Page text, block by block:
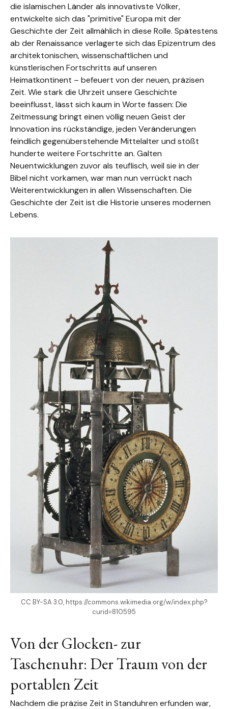
die islamischen Länder als innovativste Völker,
entwickelte sich das "primitive" Europa mit der
Geschichte der Zeit allmählich in diese Rolle. Spätestens
ab der Renaissance verlagerte sich das Epizentrum des
architektonischen, wissenschaftlichen und
künstlerischen Fortschritts auf unseren
Heimatkontinent – befeuert von der neuen, präzisen
Zeit. Wie stark die Uhrzeit unsere Geschichte
beeinflusst, lässt sich kaum in Worte fassen: Die
Zeitmessung bringt einen völlig neuen Geist der
Innovation ins rückständige, jeden Veränderungen
feindlich gegenüberstehende Mittelalter und stößt
hunderte weitere Fortschritte an. Galten
Neuentwicklungen zuvor als teuflisch, weil sie in der
Bibel nicht vorkamen, war man nun verrückt nach
Weiterentwicklungen in allen Wissenschaften. Die
Geschichte der Zeit ist die Historie unseres modernen
Lebens.
CC BY-SA 3.0, https://commons.wikimedia.org/w/index.php?
curid=810595
Von der Glocken- zur
Taschenuhr: Der Traum von der
portablen Zeit
Nachdem die präzise Zeit in Standuhren erfunden war,